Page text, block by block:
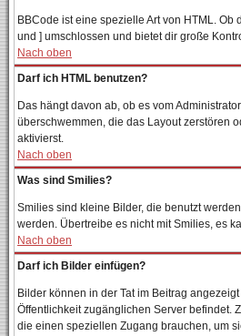
BBCode ist eine spezielle Art von HTML.
und ] umschlossen und bietet dir große
Nach oben
Darf ich HTML benutzen?
Das hängt davon ab, ob es vom
überschwemmen, die das Layout zerstören
aktivierst.
Nach oben
Was sind Smilies?
Smilies sind kleine Bilder, die benutzt
werden. Übertreibe es nicht mit Smilies, es
Nach oben
Darf ich Bilder einfügen?
Bilder können in der Tat im Beitrag
Öffentlichkeit zugänglichen Server befindet.
die einen speziellen Zugang brauchen, um